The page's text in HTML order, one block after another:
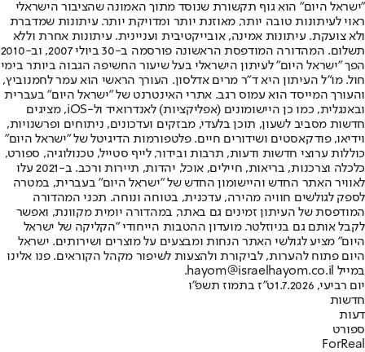
"ישראל היום" הוא גוף תקשורת שנוסד מתוך האמונה שהציבור הישראלי
ראוי לעיתונות טובה יותר, מאוזנת יותר ומדויקת יותר. עיתונות שמדברת
ולא צועקת. עיתונות אמינה, אובייקטיבית ועניינית. עיתונות אחרת וללא
תשלום. המהדורה המודפסת הראשונה פורסמה ב-30 ביולי 2007, וב-2010
הפך "ישראל היום" לעיתון הישראלי בעל שיעור החשיפה הגבוה ביותר בימי
חול. מו"ל העיתון היא ד"ר מרים אדלסון. העורך הראשי הוא עמר לחמנוביץ,
והעורך המייסד הוא עמוס רגב. אתרי האינטרנט של "ישראל היום" בעברית
ובאנגלית, כמו כן היישומונים (אפליקציות) לאנדרואיד ול-iOS, מציגים
חדשות מסביב לשעון, תוכן בלעדי, מבזקים ועדכונים, ניתוחים ופרשנויות,
וידיאו, פודקאסטים ושידורים חיים. פלטפורמות הדיגיטל של "ישראל היום"
כוללות ערוצי חדשות ודעות, תרבות ובידור, לייף סטייל, טכנולוגיה, ספורט,
כלכלה וצרכנות, בריאות, חיילים, אוכל, יהדות, תיירות ורכב. ב-2021 עלו
לאוויר האתר החדש והיישומון החדש של "ישראל היום" בעברית, במטרה
לספק לגולשים חוויה מהירה, עדכנית, בטוחה ונוחה. תכני המהדורה
המודפסת של העיתון זמינים גם באתר, במהדורה יומית מקוונת, ואפשר
לקבל אותם גם בניוזלטר. מועדון ההטבות הייחודי "הקליקה של ישראל
היום" מציע לגולשי האתר הנחות ומבצעים על מוצרים ושירותים. ישראל
היום פתוח להערות, לביקורת ולהצעות לשיפור מקהל הקוראים. פנו אלינו
במייל hayom@israelhayom.co.il.
יום רביעי, 1.7.2026
ט"ז בתמוז תשפ"ו
חדשות
דעות
ספורט
ForReal